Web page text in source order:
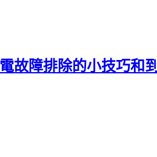
故障排除的小技巧和